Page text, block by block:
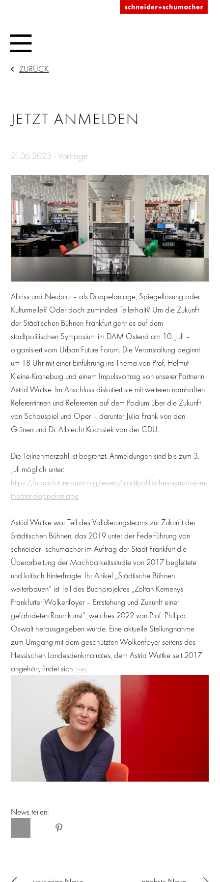
ZURÜCK
JETZT ANMELDEN
21.06.2023 - Vorträge
Abriss und Neubau – als Doppelanlage, Spiegellösung oder
Kulturmeile? Oder doch zumindest Teilerhalt? Um die Zukunft
der Städtischen Bühnen Frankfurt geht es auf dem
stadtpolitischen Symposium im DAM Ostend am 10. Juli –
organisiert vom Urban Future Forum. Die Veranstaltung beginnt
um 18 Uhr mit einer Einführung ins Thema von Prof. Helmut
Kleine-Kraneburg und einem Impulsvortrag von unserer Partnerin
Astrid Wuttke. Im Anschluss diskutiert sie mit weiteren namhaften
Referentinnen und Referenten auf dem Podium über die Zukunft
von Schauspiel und Oper – darunter Julia Frank von den
Grünen und Dr. Albrecht Kochsiek von der CDU.
Die Teilnehmerzahl ist begrenzt. Anmeldungen sind bis zum 3.
Juli möglich unter:
https://urbanfutureforum.org/event/stadtpolitisches-symposium-
theater-doppelanlage
Astrid Wuttke war Teil des Validierungsteams zur Zukunft der
Städtischen Bühnen, das 2019 unter der Federführung von
schneider+schumacher im Auftrag der Stadt Frankfurt die
Überarbeitung der Machbarkeitsstudie von 2017 begleitete
und kritisch hinterfragte. Ihr Artikel „Städtische Bühnen
weiterbauen“ ist Teil des Buchprojektes „Zoltan Kemenys
Frankfurter Wolkenfoyer – Entstehung und Zukunft einer
gefährdeten Raumkunst“, welches 2022 von Prof. Philipp
Oswalt herausgegeben wurde. Eine aktuelle Stellungnahme
zum Umgang mit dem geschützten Wolkenfoyer seitens des
Hessischen Landesdenkmalrates, dem Astrid Wuttke seit 2017
angehört, findet sich hier.
News teilen: